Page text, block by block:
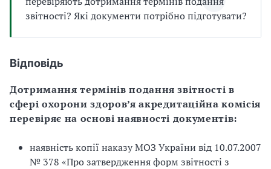
звітності? Які документи потрібно підготувати?
Відповідь
Дотримання термінів подання звітності в
сфері охорони здоров’я акредитаційна комісія
перевіряє на основі наявності документів:
наявність копії наказу МОЗ України від 10.07.2007
№ 378 «Про затвердження форм звітності з
П